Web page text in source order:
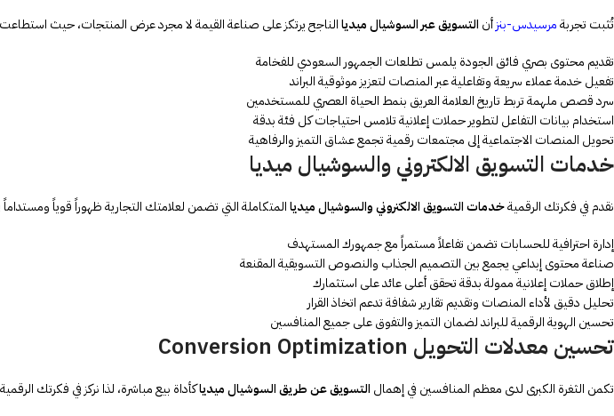
تُثبت تجربةمرسيدس-بنزأن التسويق عبر السوشيال ميدياالناجح يرتكز على صناعة القيمة لا مجرد عرض المنتجات، حيث استطاعت
تقديم محتوى بصري فائق الجودة يلمس تطلعات الجمهور السعودي للفخامة
تفعيل خدمة عملاء سريعة وتفاعلية عبر المنصات لتعزيز موثوقية البراند
سرد قصص ملهمة تربط تاريخ العلامة العريق بنمط الحياة العصري للمستخدمين
استخدام بيانات التفاعل لتطوير حملات إعلانية تلامس احتياجات كل فئة بدقة
تحويل المنصات الاجتماعية إلى مجتمعات رقمية تجمع عشاق التميز والرفاهية
خدمات التسويق الالكتروني والسوشيال ميديا
نقدم في فكرتك الرقميةخدمات التسويق الالكتروني والسوشيال ميدياالمتكاملة التي تضمن لعلامتك التجارية ظهوراً قوياً
إدارة احترافية للحسابات تضمن تفاعلاً مستمراً مع جمهورك المستهدف
صناعة محتوى إبداعي يجمع بين التصميم الجذاب والنصوص التسويقية المقنعة
إطلاق حملات إعلانية ممولة بدقة تحقق أعلى عائد على استثمارك
تحليل دقيق لأداء المنصات وتقديم تقارير شفافة تدعم اتخاذ القرار
تحسين الهوية الرقمية للبراند لضمان التميز والتفوق على جميع المنافسين
تحسين معدلات التحويل Conversion Optimization
تكمن الثغرة الكبرى لدى معظم المنافسين في إهمال التسويق عن طريق السوشيال ميدياكأداة بيع مباشرة، لذا نركز في فكرتك